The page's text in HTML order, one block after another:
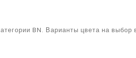
BN. Варианты цвета на выбор